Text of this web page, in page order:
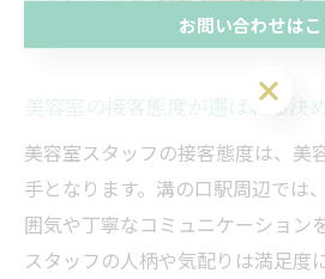
スタッフを見つけやすくなります
美容室の接客態度が選ばれる決
美容室スタッフの接客態度は、美
手となります。溝の口駅周辺では
囲気や丁寧なコミュニケーション
スタッフの人柄や気配りは満足度
お問い合わせはこ
お問い合わせは